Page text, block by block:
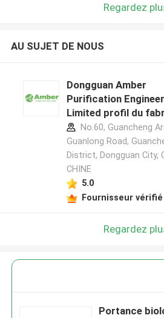
Regardez
AU SUJET DE NOUS
Dongguan Amber
Purification
Limited profil du
No.60, Guancheng
Guanlong Road,
District, Dongguan City,
CHINE
5.0
Fournisseur vérifié
Regardez
Portance